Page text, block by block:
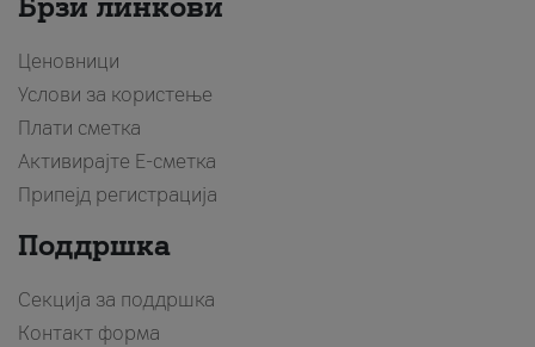
Ценовници
Услови за користење
Плати сметка
Активирајте Е-сметка
Припејд регистрација
Поддршка
Секција за поддршка
Контакт форма